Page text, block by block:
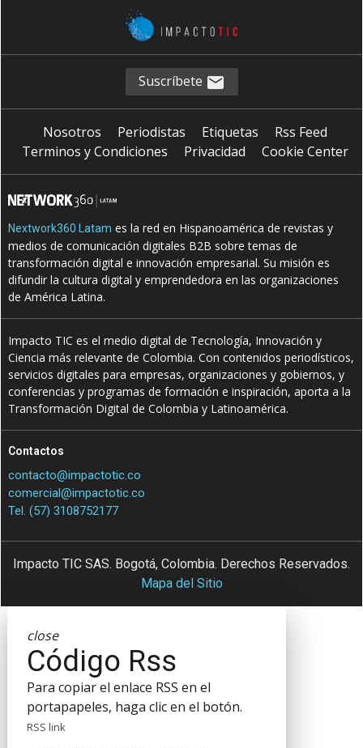
Suscríbete
Nosotros Periodistas Etiquetas
Rss Feed
Terminos y Condiciones
Privacidad Cookie Center
Nextwork360 Latam es la red en Hispanoamérica de revistas y
medios de comunicación digitales B2B sobre temas de
transformación digital e innovación empresarial. Su misión es
difundir la cultura digital y emprendedora en las organizaciones
de América Latina.
Impacto TIC es el medio digital de Tecnología, Innovación y
Ciencia más relevante de Colombia. Con contenidos periodísticos,
servicios digitales para empresas, organizaciones y gobiernos, y
conferencias y programas de formación e inspiración, aporta a la
Transformación Digital de Colombia y Latinoamérica.
Contactos
contacto@impactotic.co
comercial@impactotic.co
Tel. (57) 3108752177
Impacto TIC SAS. Bogotá, Colombia. Derechos Reservados.
Mapa del Sitio
close
Código Rss
Para copiar el enlace RSS en el
portapapeles, haga clic en el botón.
RSS link